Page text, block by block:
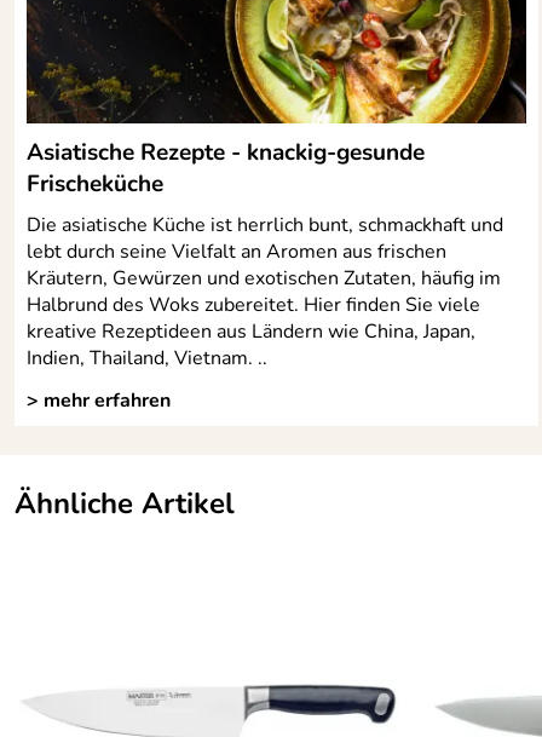
Asiatische Rezepte - knackig-gesunde
Frischeküche
Die asiatische Küche ist herrlich bunt, schmackhaft und
lebt durch seine Vielfalt an Aromen aus frischen
Kräutern, Gewürzen und exotischen Zutaten, häufig im
Halbrund des Woks zubereitet. Hier finden Sie viele
kreative Rezeptideen aus Ländern wie China, Japan,
Indien, Thailand, Vietnam. ..
> mehr erfahren
Ähnliche Artikel